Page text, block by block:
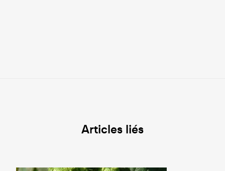
Articles liés